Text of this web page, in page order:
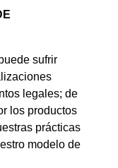
sufrir
legales; de
los productos
prácticas
modelo de